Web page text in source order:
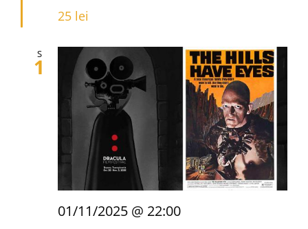
25 lei
S
1
01/11/2025 @ 22:00